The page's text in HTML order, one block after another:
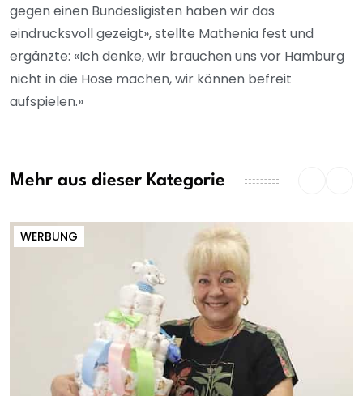
gegen einen Bundesligisten haben wir das
eindrucksvoll gezeigt», stellte Mathenia fest und
ergänzte: «Ich denke, wir brauchen uns vor Hamburg
nicht in die Hose machen, wir können befreit
aufspielen.»
Mehr aus dieser Kategorie
WERBUNG